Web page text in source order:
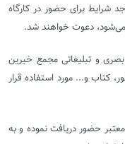
از هنرمندان واجد شرایط برای حضور در کارگاه
می‌شود، دعوت خواهند شد.
بصری و تبلیغاتی مجمع خیرین
کتاب و... مورد استفاده قرار
حضور دریافت نموده و به